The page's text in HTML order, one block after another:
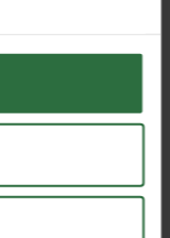
Ir noliktavā
1 stundas laikā